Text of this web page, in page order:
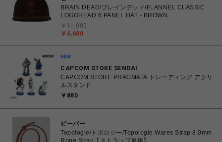
BRAIN DEAD/ブレインデッド/FLANNEL CLASSIC
LOGOHEAD 6 PANEL HAT - BROWN
￥6,600
￥11,000
CAPCOM STORE SENDAI
CAPCOM STORE PRAGMATA トレーディング アクリ
ルスタンド
￥880
ビーバー
Topologie/トポロジー/Topologie Wares Strap 8.0mm
Rope Strap【ストラップ単体】